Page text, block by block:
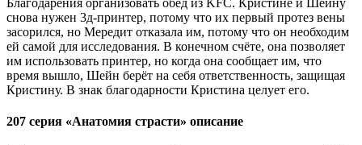
снова нужен 3д-принтер, потому что их первый протез вены
засорился, но Мередит отказала им, потому что он необходим
ей самой для исследования. В конечном счёте, она позволяет
им использовать принтер, но когда она сообщает им, что
время вышло, Шейн берёт на себя ответственность, защищая
Кристину. В знак благодарности Кристина целует его.
207 серия «Анатомия страсти» описание